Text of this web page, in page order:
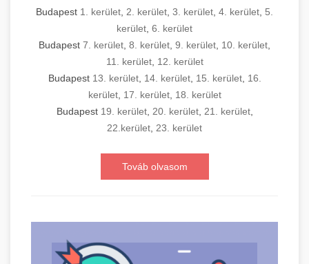
Budapest 1. kerület, 2. kerület, 3. kerület, 4. kerület, 5.
kerület, 6. kerület
Budapest 7. kerület, 8. kerület, 9. kerület, 10. kerület,
11. kerület, 12. kerület
Budapest 13. kerület, 14. kerület, 15. kerület, 16.
kerület, 17. kerület, 18. kerület
Budapest 19. kerület, 20. kerület, 21. kerület,
22.kerület, 23. kerület
Továb olvasom